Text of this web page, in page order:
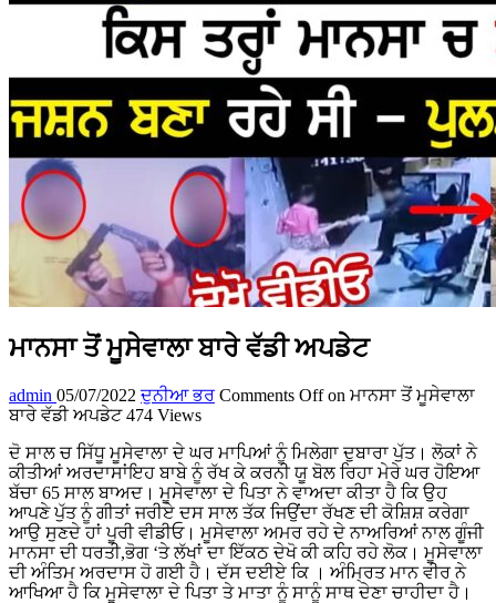
ਮਾਨਸਾ ਤੋਂ ਮੂਸੇਵਾਲਾ ਬਾਰੇ ਵੱਡੀ ਅਪਡੇਟ
admin 05/07/2022 ਦੁਨੀਆ ਭਰ Comments Offon ਮਾਨਸਾ ਤੋਂ ਮੂਸੇਵਾਲਾ
ਬਾਰੇ ਵੱਡੀ ਅਪਡੇਟ 474 Views
ਦੋ ਸਾਲ ਚ ਸਿੱਧੂ ਮੂਸੇਵਾਲਾ ਦੇ ਘਰ ਮਾਪਿਆਂ ਨੂੰ ਮਿਲੇਗਾ ਦੁਬਾਰਾ ਪੁੱਤ। ਲੋਕਾਂ ਨੇ
ਕੀਤੀਆਂ ਅਰਦਾਸਾਂਇਹ ਬਾਬੇ ਨੂੰ ਰੱਖ ਕੇ ਕਰਨੀ ਯੂ ਬੋਲ ਰਿਹਾ ਮੇਰੇ ਘਰ ਹੋਇਆ
ਬੱਚਾ 65 ਸਾਲ ਬਾਅਦ। ਮੂਸੇਵਾਲਾ ਦੇ ਪਿਤਾ ਨੇ ਵਾਅਦਾ ਕੀਤਾ ਹੈ ਕਿ ਉਹ
ਆਪਣੇ ਪੁੱਤ ਨੂੰ ਗੀਤਾਂ ਜਰੀਏ ਦਸ ਸਾਲ ਤੱਕ ਜਿਉਂਦਾ ਰੱਖਣ ਦੀ ਕੋਸ਼ਿਸ਼ ਕਰੇਗਾ
ਆਉ ਸੁਣਦੇ ਹਾਂ ਪੂਰੀ ਵੀਡੀਓ। ਮੂਸੇਵਾਲਾ ਅਮਰ ਰਹੇ ਦੇ ਨਾਅਰਿਆਂ ਨਾਲ ਗੂੰਜੀ
ਮਾਨਸਾ ਦੀ ਧਰਤੀ,ਭੋਗ ‘ਤੇ ਲੱਖਾਂ ਦਾ ਇੱਕਠ ਦੇਖੋ ਕੀ ਕਹਿ ਰਹੇ ਲੋਕ। ਮੂਸੇਵਾਲਾ
ਦੀ ਅੰਤਿਮ ਅਰਦਾਸ ਹੋ ਗਈ ਹੈ। ਦੱਸ ਦਈਏ ਕਿ । ਅੰਮ੍ਰਿਤ ਮਾਨ ਵੀਰ ਨੇ
ਆਖਿਆ ਹੈ ਕਿ ਮੂਸੇਵਾਲਾ ਦੇ ਪਿਤਾ ਤੇ ਮਾਤਾ ਨੂੰ ਸਾਨੂੰ ਸਾਥ ਦੇਣਾ ਚਾਹੀਦਾ ਹੈ।